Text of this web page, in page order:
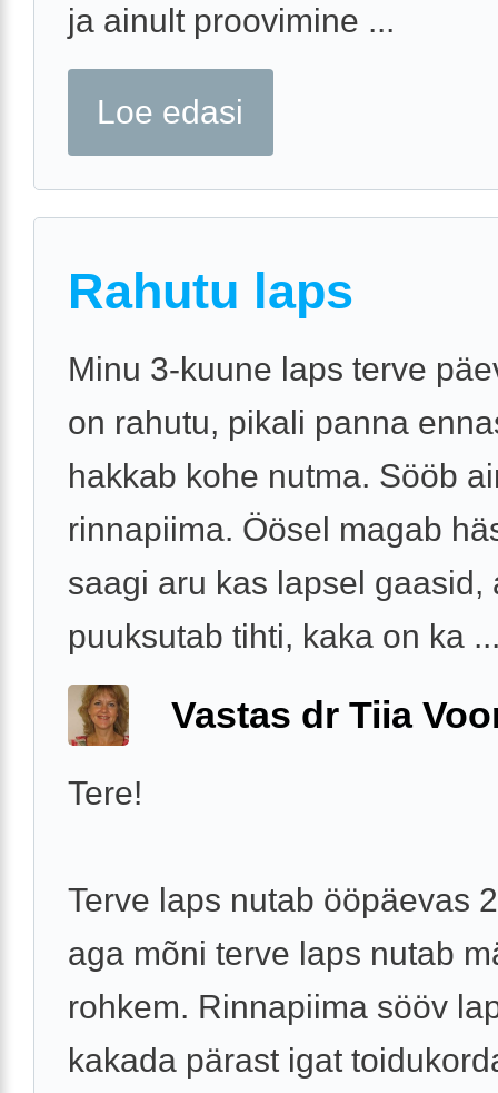
ja ainult proovimine ...
Loe edasi
Rahutu laps
Minu 3-kuune laps terve
on rahutu, pikali panna
hakkab kohe nutma. Sööb
rinnapiima. Öösel magab
saagi aru kas lapsel gaasid,
puuksutab tihti, kaka on ka
Vastas dr Tiia
Tere!
Terve laps nutab ööpäevas
aga mõni terve laps nutab
rohkem. Rinnapiima sööv
kakada pärast igat